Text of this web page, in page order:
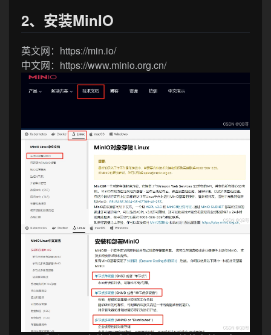
2、安装MinIO
英文网：https://min.io/
中文网：https://www.minio.org.cn/